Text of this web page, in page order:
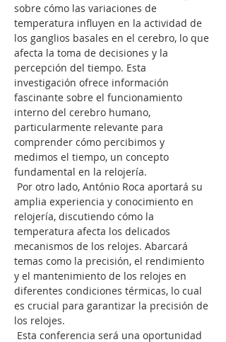
sobre cómo las variaciones de
temperatura influyen en la actividad de
los ganglios basales en el cerebro, lo que
afecta la toma de decisiones y la
percepción del tiempo. Esta
investigación ofrece información
fascinante sobre el funcionamiento
interno del cerebro humano,
particularmente relevante para
comprender cómo percibimos y
medimos el tiempo, un concepto
fundamental en la relojería.
amplia experiencia y conocimiento en
relojería, discutiendo cómo la
temperatura afecta los delicados
mecanismos de los relojes. Abarcará
temas como la precisión, el rendimiento
y el mantenimiento de los relojes en
diferentes condiciones térmicas, lo cual
es crucial para garantizar la precisión de
los relojes.